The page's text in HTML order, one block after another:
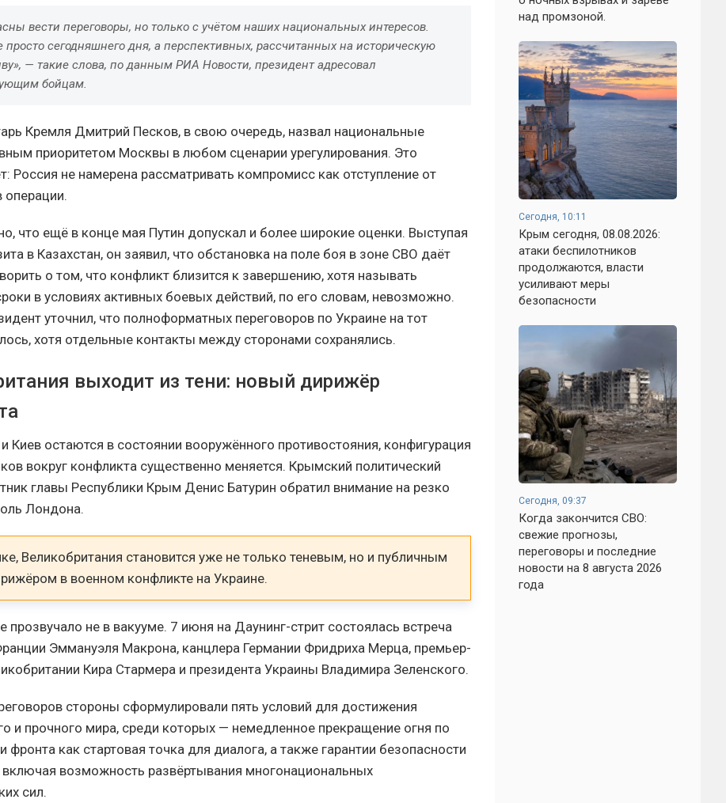
вести переговоры, но только с учётом наших национальных интересов.
сегодняшнего дня, а перспективных, рассчитанных на историческую
— такие слова, по данным РИА Новости, президент адресовал
бойцам.
Кремля Дмитрий Песков, в свою очередь, назвал национальные
приоритетом Москвы в любом сценарии урегулирования. Это
Россия не намерена рассматривать компромисс как отступление от
операции.
что ещё в конце мая Путин допускал и более широкие оценки. Выступая
в Казахстан, он заявил, что обстановка на поле боя в зоне СВО даёт
о том, что конфликт близится к завершению, хотя называть
в условиях активных боевых действий, по его словам, невозможно.
уточнил, что полноформатных переговоров по Украине на тот
хотя отдельные контакты между сторонами сохранялись.
выходит из тени: новый дирижёр
Киев остаются в состоянии вооружённого противостояния, конфигурация
вокруг конфликта существенно меняется. Крымский политический
главы Республики Крым Денис Батурин обратил внимание на резко
Лондона.
Великобритания становится уже не только теневым, но и публичным
в военном конфликте на Украине.
прозвучало не в вакууме. 7 июня на Даунинг-стрит состоялась встреча
Эммануэля Макрона, канцлера Германии Фридриха Мерца, премьер-
Кира Стармера и президента Украины Владимира Зеленского.
стороны сформулировали пять условий для достижения
и прочного мира, среди которых — немедленное прекращение огня по
фронта как стартовая точка для диалога, а также гарантии безопасности
возможность развёртывания многонациональных
сил.
над промзоной.
Сегодня, 10:11
Крым сегодня, 08.08.2026:
атаки беспилотников
продолжаются, власти
усиливают меры
безопасности
Сегодня, 09:37
Когда закончится СВО:
свежие прогнозы,
переговоры и последние
новости на 8 августа 2026
года